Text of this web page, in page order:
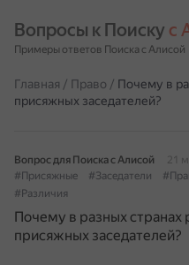
Вопросы к Поиску с
Примеры ответов Поиска с Алисой
Главная / Право / Почему в
присяжных заседателей?
Вопрос для Поиска с Алисой
21
#Присяжные
#Заседатели
#Различия
Почему в разных странах
присяжных заседателей?